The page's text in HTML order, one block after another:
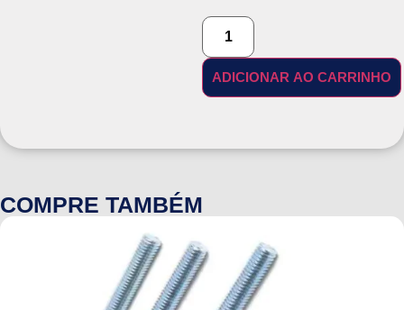
ADICIONAR AO CARRINHO
COMPRE TAMBÉM